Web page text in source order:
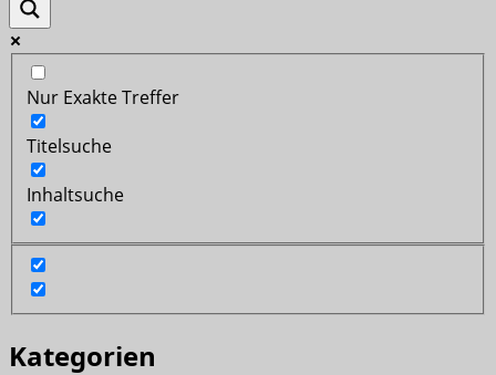
Nur Exakte Treffer
Titelsuche
Inhaltsuche
Kategorien